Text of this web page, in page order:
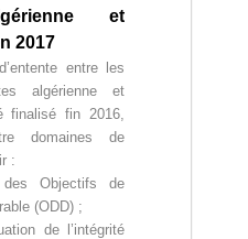
et
2017
entre les
algérienne et
finalisé fin 2016,
domaines de
:
Objectifs de
(ODD) ;
de l’intégrité